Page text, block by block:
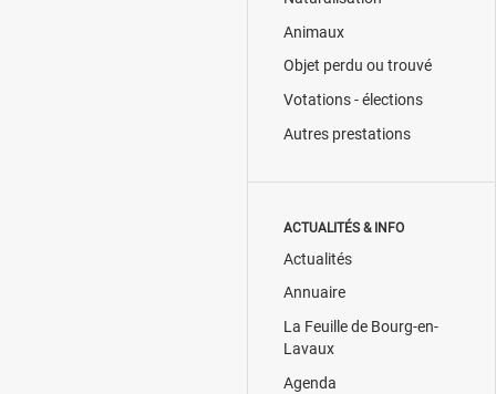
Animaux
Objet perdu ou trouvé
Votations - élections
Autres prestations
ACTUALITÉS & INFO
Actualités
Annuaire
La Feuille de Bourg-en-
Lavaux
Agenda